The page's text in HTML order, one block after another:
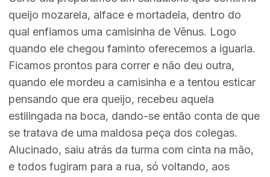
queijo mozarela, alface e mortadela, dentro do
qual enfiamos uma camisinha de Vênus. Logo
quando ele chegou faminto oferecemos a iguaria.
Ficamos prontos para correr e não deu outra,
quando ele mordeu a camisinha e a tentou esticar
pensando que era queijo, recebeu aquela
estilingada na boca, dando-se então conta de que
se tratava de uma maldosa peça dos colegas.
Alucinado, saiu atrás da turma com cinta na mão,
e todos fugiram para a rua, só voltando, aos